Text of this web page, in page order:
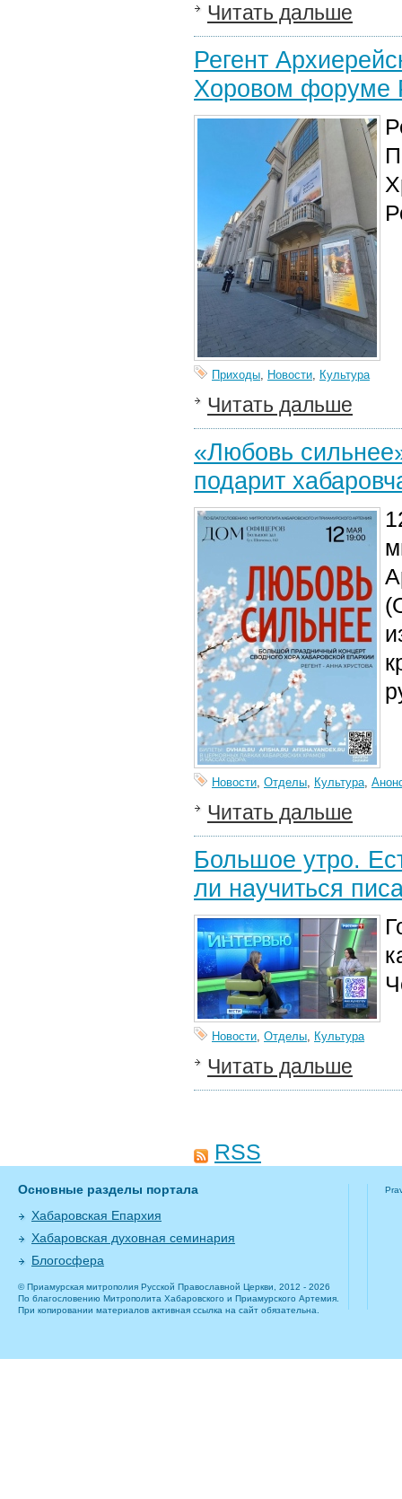
Читать дальше
Регент
Хоровом форуме
Приходы, Новости, Культура
Читать дальше
«Любовь
подарит
Новости, Отделы, Культура,
Читать дальше
Большое утро.
ли научиться
Новости, Отделы, Культура
Читать дальше
RSS
Основные разделы портала
Хабаровская Епархия
Хабаровская духовная семинария
Блогосфера
© Приамурская митрополия Русской Православной Церкви, 2012 - 2026
По благословению Митрополита Хабаровского и Приамурского Артемия.
При копировании материалов активная ссылка на сайт обязательна.